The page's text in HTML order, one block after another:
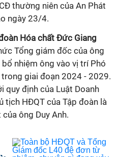
thường niên của An Phát
ngày 23/4.
Hóa chất Đức Giang
Tổng giám đốc của ông
nhiệm ông vào vị trí Phó
giai đoạn 2024 - 2029.
quy định của Luật Doanh
tịch HĐQT của Tập đoàn là
ông Duy Anh.